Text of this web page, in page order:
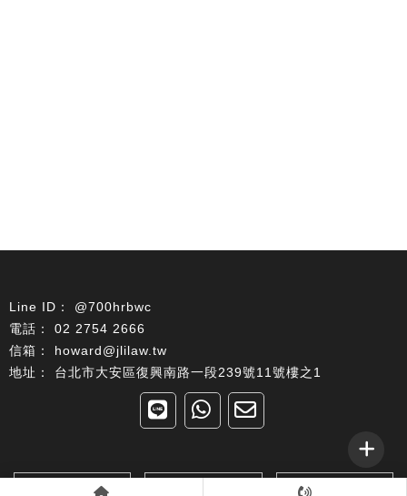
@700hrbwc
02 2754 2666
howard@jlilaw.tw
台北市大安區復興南路一段239號11號樓之1
律師簡介